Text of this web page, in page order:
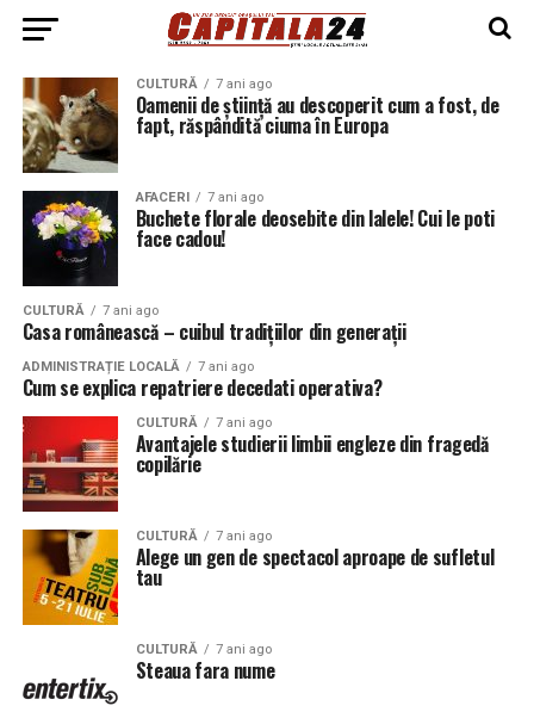
CULTURĂ 7 ani ago
Oamenii de știință au descoperit cum a fost, de
fapt, răspândită ciuma în Europa
AFACERI 7 ani ago
Buchete florale deosebite din lalele! Cui le poti
face cadou!
CULTURĂ 7 ani ago
Casa românească – cuibul tradițiilor din generații
ADMINISTRAȚIE LOCALĂ 7 ani ago
Cum se explica repatriere decedati operativa?
CULTURĂ 7 ani ago
Avantajele studierii limbii engleze din fragedă
copilărie
CULTURĂ 7 ani ago
Alege un gen de spectacol aproape de sufletul
tau
CULTURĂ 7 ani ago
Steaua fara nume